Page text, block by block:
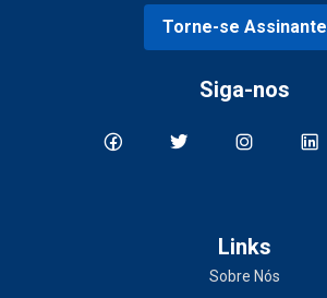
Torne-se Assinante
Siga-nos
Links
Sobre Nós